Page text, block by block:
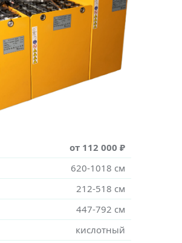
от 112 000 ₽
620-1018 см
212-518 см
447-792 см
кислотный